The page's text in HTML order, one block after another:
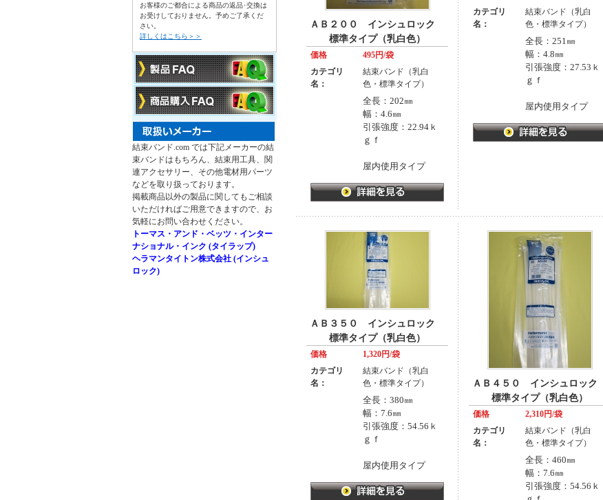
お客様のご都合による商品の返品･交換は
お受けしておりません。予めご了承くだ
さい。
詳しくはこちら＞＞
結束バンド.com では下記メーカーの結
束バンドはもちろん、結束用工具、関
連アクセサリー、その他電材用パーツ
などを取り扱っております。
掲載商品以外の製品に関してもご相談
いただければご用意できますので、お
気軽にお問い合わせください。
トーマス・アンド・ベッツ・インター
ナショナル・インク (タイラップ)
ヘラマンタイトン株式会社 (インシュ
ロック)
ＡＢ２００ インシュロック
標準タイプ（乳白色）
価格
495円/袋
カテゴリ
名：
結束バンド（乳白
色・標準タイプ）
全長：202㎜
幅：4.6㎜
引張強度：22.94ｋ
ｇｆ
屋内使用タイプ
カテゴリ
名：
結束バンド（乳白
色・標準タイプ）
全長：251㎜
幅：4.8㎜
引張強度：27.53ｋ
ｇｆ
屋内使用タイプ
ＡＢ３５０ インシュロック
標準タイプ（乳白色）
価格
1,320円/袋
カテゴリ
名：
結束バンド（乳白
色・標準タイプ）
全長：380㎜
幅：7.6㎜
引張強度：54.56ｋ
ｇｆ
屋内使用タイプ
ＡＢ４５０ インシュロック
標準タイプ（乳白色）
価格
2,310円/袋
カテゴリ
名：
結束バンド（乳白
色・標準タイプ）
全長：460㎜
幅：7.6㎜
引張強度：54.56ｋ